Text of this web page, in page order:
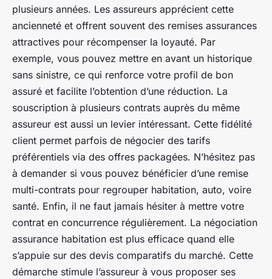
plusieurs années. Les assureurs apprécient cette
ancienneté et offrent souvent des remises assurances
attractives pour récompenser la loyauté. Par
exemple, vous pouvez mettre en avant un historique
sans sinistre, ce qui renforce votre profil de bon
assuré et facilite l’obtention d’une réduction. La
souscription à plusieurs contrats auprès du même
assureur est aussi un levier intéressant. Cette fidélité
client permet parfois de négocier des tarifs
préférentiels via des offres packagées. N’hésitez pas
à demander si vous pouvez bénéficier d’une remise
multi-contrats pour regrouper habitation, auto, voire
santé. Enfin, il ne faut jamais hésiter à mettre votre
contrat en concurrence régulièrement. La négociation
assurance habitation est plus efficace quand elle
s’appuie sur des devis comparatifs du marché. Cette
démarche stimule l’assureur à vous proposer ses